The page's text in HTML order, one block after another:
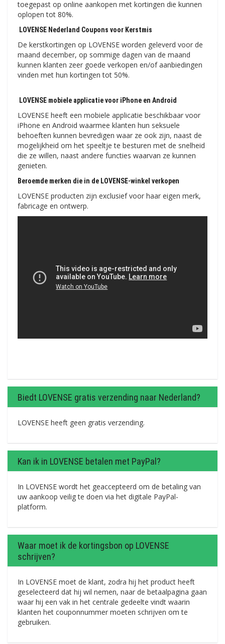
toegepast op online aankopen met kortingen die kunnen
oplopen tot 80%.
LOVENSE Nederland Coupons voor Kerstmis
De kerstkortingen op LOVENSE worden geleverd voor de
maand december, op sommige dagen van de maand
kunnen klanten zeer goede verkopen en/of aanbiedingen
vinden met hun kortingen tot 50%.
LOVENSE mobiele applicatie voor iPhone en Android
LOVENSE heeft een mobiele applicatie beschikbaar voor
iPhone en Android waarmee klanten hun seksuele
behoeften kunnen bevredigen waar ze ook zijn, naast de
mogelijkheid om het speeltje te besturen met de snelheid
die ze willen, naast andere functies waarvan ze kunnen
genieten.
Beroemde merken die in de LOVENSE-winkel verkopen
LOVENSE producten zijn exclusief voor haar eigen merk,
fabricage en ontwerp.
Biedt LOVENSE gratis verzending naar Nederland?
LOVENSE heeft geen gratis verzending.
Kan ik in LOVENSE betalen met PayPal?
In LOVENSE wordt het geaccepteerd om de betaling van
uw aankoop veilig te doen via het digitale PayPal-
platform.
Waar moet ik de kortingsbon op LOVENSE
schrijven?
In LOVENSE moet de klant, zodra hij het product heeft
geselecteerd dat hij wil nemen, naar de betaalpagina gaan
waar hij een vak in het centrale gedeelte vindt waarin
klanten het couponnummer moeten schrijven om te
gebruiken.